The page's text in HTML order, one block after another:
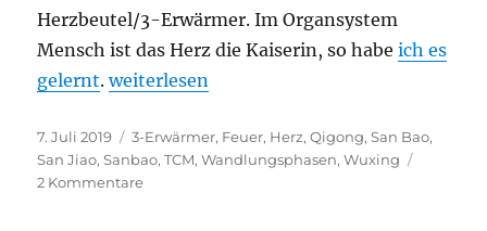
Herzbeutel/3-Erwärmer. Im Organsystem
Mensch ist das Herz die Kaiserin, so habeich es
gelernt.„Feuer“
weiterlesen
Veröffentlicht
am
7. Juli 2019 Schlagwörter
3-Erwärmer, Feuer, Herz,Qigong,San Bao,
San Jiao,Sanbao,TCM,Wandlungsphasen,Wuxing
2 Kommentarezu